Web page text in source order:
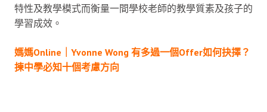
特性及教學模式而衡量一間學校老師的教學質素及孩子的
學習成效。
媽媽Online｜Yvonne Wong 有多過一個Offer如何抉擇？
揀中學必知十個考慮方向